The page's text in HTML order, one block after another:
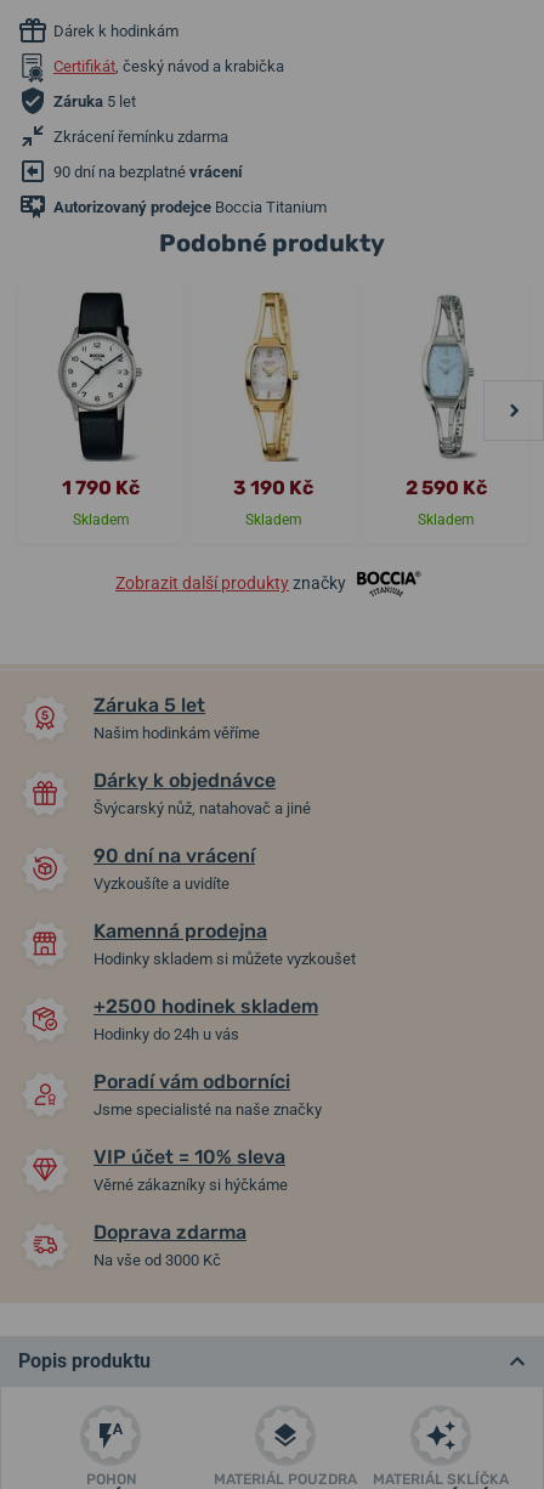
Dárek k hodinkám
Certifikát, český návod a krabička
Záruka 5 let
Zkrácení řemínku zdarma
90 dní na bezplatné vrácení
Autorizovaný prodejce Boccia Titanium
Podobné produkty
1 790 Kč
Skladem
3 190 Kč
Skladem
2 590 Kč
Skladem
Zobrazit další produktyznačky
Záruka 5 let
Našim hodinkám věříme
Dárky k objednávce
Švýcarský nůž, natahovač a jiné
90 dní na vrácení
Vyzkoušíte a uvidíte
Kamenná prodejna
Hodinky skladem si můžete vyzkoušet
+2500 hodinek skladem
Hodinky do 24h u vás
Poradí vám odborníci
Jsme specialisté na naše značky
VIP účet = 10% sleva
Věrné zákazníky si hýčkáme
Doprava zdarma
Na vše od 3000 Kč
Popis produktu
POHON MATERIÁL POUZDRA MATERIÁL SKLÍČKA